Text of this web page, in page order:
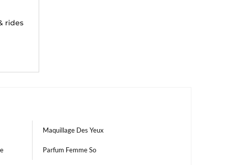
rides
Maquillage Des Yeux
Parfum Femme So